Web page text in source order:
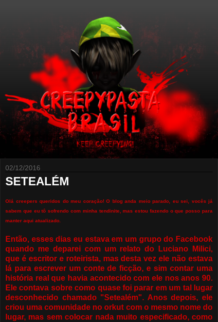
02/12/2016
SETEALÉM
Olá creepers queridos do meu coração! O blog anda meio parado, eu sei, vocês já
sabem que eu tô sofrendo com minha tendinite, mas estou fazendo o que posso para
manter aqui atualizado.
Então, esses dias eu estava em um grupo do Facebook
quando me deparei com um relato do Luciano Milici,
que é escritor e roteirista, mas desta vez ele não estava
lá para escrever um conte de ficção, e sim contar uma
história real que havia acontecido com ele nos anos 90.
Ele contava sobre como quase foi parar em um tal lugar
desconhecido chamado "Setealém". Anos depois, ele
criou uma comunidade no orkut com o mesmo nome do
lugar, mas sem colocar nada muito especificado, como